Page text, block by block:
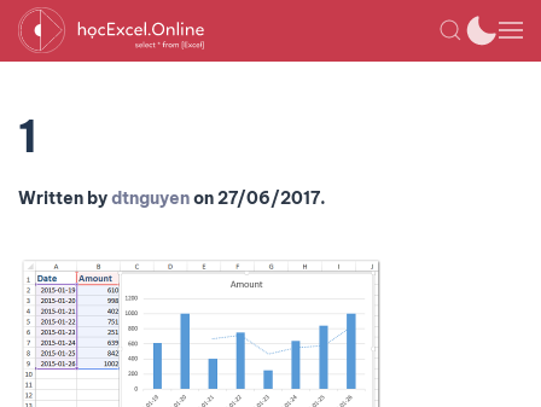
1
Written bydtnguyenon27/06/2017.